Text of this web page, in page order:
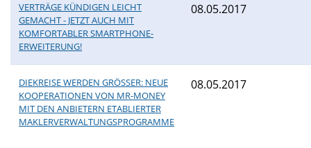
VERTRÄGE KÜNDIGEN LEICHT
GEMACHT - JETZT AUCH MIT
KOMFORTABLER SMARTPHONE-
ERWEITERUNG!
08.05.2017
DIEKREISE WERDEN GRÖSSER: NEUE K
OOPERATIONEN VON MR-MONEY M
IT DEN ANBIETERN ETABLIERTER M
AKLERVERWALTUNGSPROGRAMME
08.05.2017